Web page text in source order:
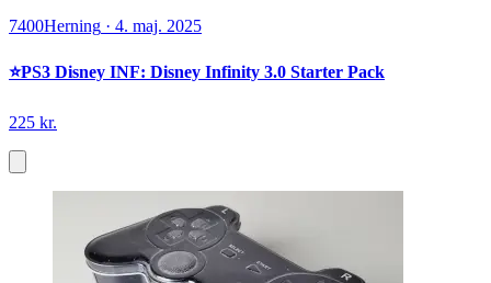
7400Herning · 4. maj. 2025
⭐️PS3 Disney INF: Disney Infinity 3.0 Starter Pack
225 kr.